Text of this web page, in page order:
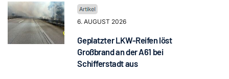
6. AUGUST 2026
Geplatzter LKW-Reifen löst
Großbrand an der A61 bei
Schifferstadt aus